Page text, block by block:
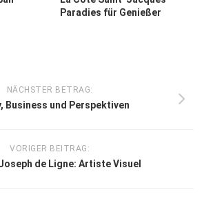
Paradies für Genießer
NÄCHSTER BETRAG:
Business und Perspektiven
VORIGER BEITRAG:
de Ligne: Artiste Visuel